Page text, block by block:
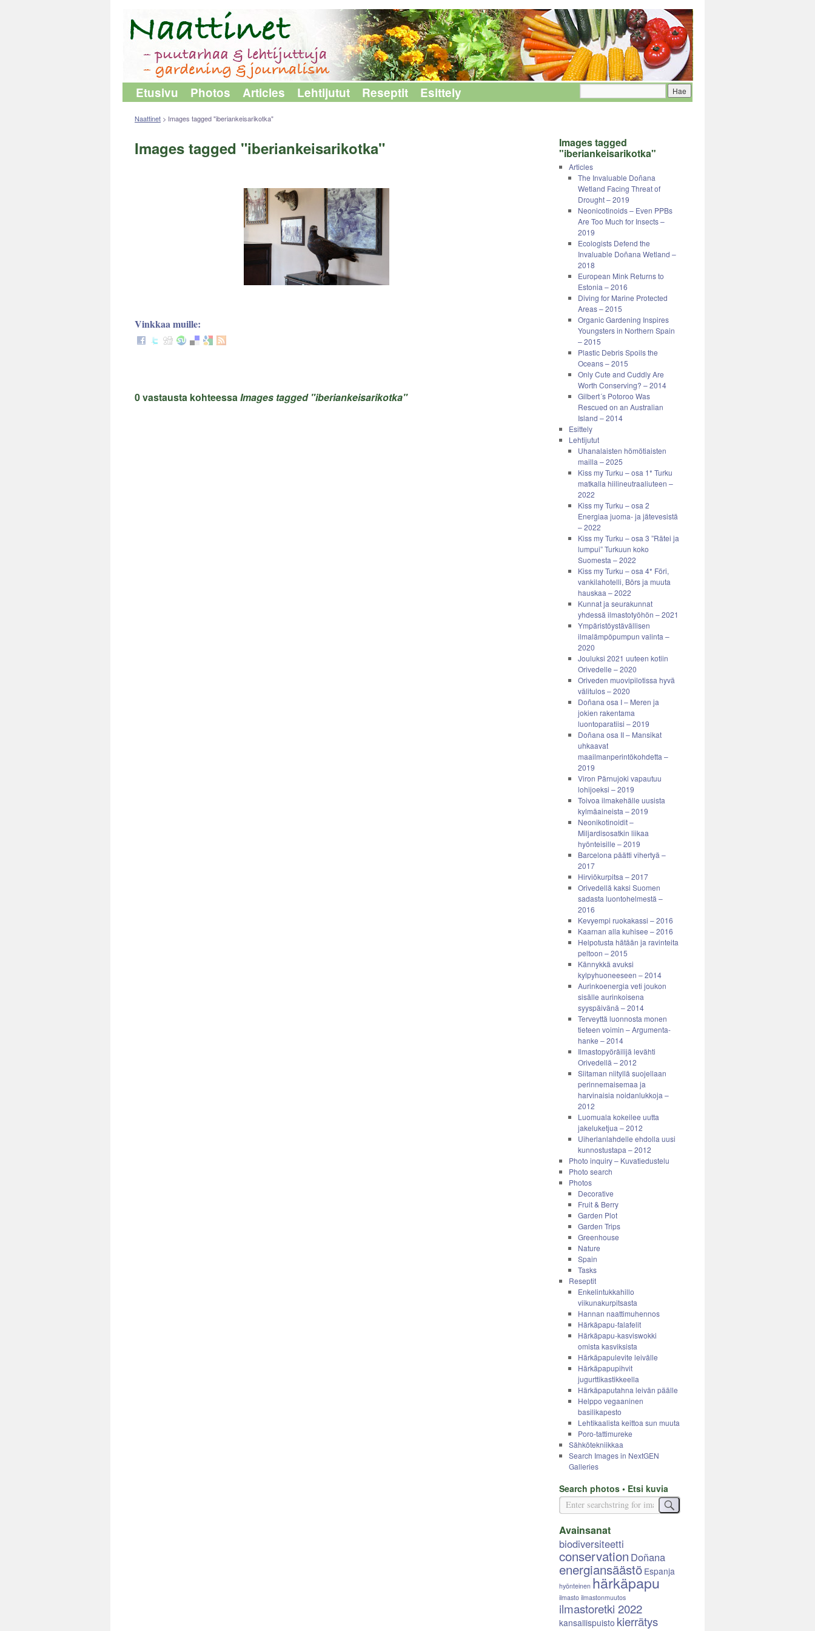
Etusivu Photos Articles Lehtijutut Reseptit Esittely
Naattinet > Images tagged "iberiankeisarikotka"
Images tagged "iberiankeisarikotka"
Vinkkaa muille:
0 vastausta kohteessaImages tagged "iberiankeisarikotka"
Images tagged
"iberiankeisarikotka"
Articles
The Invaluable Doñana
Wetland Facing Threat of
Drought – 2019
Neonicotinoids – Even PPBs
Are Too Much for Insects –
2019
Ecologists Defend the
Invaluable Doñana Wetland –
2018
European Mink Returns to
Estonia – 2016
Diving for Marine Protected
Areas – 2015
Organic Gardening Inspires
Youngsters in Northern Spain
– 2015
Plastic Debris Spoils the
Oceans – 2015
Only Cute and Cuddly Are
Worth Conserving? – 2014
Gilbert´s Potoroo Was
Rescued on an Australian
Island – 2014
Esittely
Lehtijutut
Uhanalaisten hömötiaisten
mailla – 2025
Kiss my Turku – osa 1* Turku
matkalla hiilineutraaliuteen –
2022
Kiss my Turku – osa 2
Energiaa juoma- ja jätevesistä
– 2022
Kiss my Turku – osa 3 ”Rätei ja
lumpui” Turkuun koko
Suomesta – 2022
Kiss my Turku – osa 4* Föri,
vankilahotelli, Börs ja muuta
hauskaa – 2022
Kunnat ja seurakunnat
yhdessä ilmastotyöhön – 2021
Ympäristöystävällisen
ilmalämpöpumpun valinta –
2020
Jouluksi 2021 uuteen kotiin
Orivedelle – 2020
Oriveden muovipilotissa hyvä
välitulos – 2020
Doñana osa I – Meren ja
jokien rakentama
luontoparatiisi – 2019
Doñana osa II – Mansikat
uhkaavat
maailmanperintökohdetta –
2019
Viron Pärnujoki vapautuu
lohijoeksi – 2019
Toivoa ilmakehälle uusista
kylmäaineista – 2019
Neonikotinoidit –
Miljardisosatkin liikaa
hyönteisille – 2019
Barcelona päätti vihertyä –
2017
Hirviökurpitsa – 2017
Orivedellä kaksi Suomen
sadasta luontohelmestä –
2016
Kevyempi ruokakassi – 2016
Kaarnan alla kuhisee – 2016
Helpotusta hätään ja ravinteita
peltoon – 2015
Kännykkä avuksi
kylpyhuoneeseen – 2014
Aurinkoenergia veti joukon
sisälle aurinkoisena
syyspäivänä – 2014
Terveyttä luonnosta monen
tieteen voimin – Argumenta-
hanke – 2014
Ilmastopyöräilijä levähti
Orivedellä – 2012
Siitaman niityllä suojellaan
perinnemaisemaa ja
harvinaisia noidanlukkoja –
2012
Luomuala kokeilee uutta
jakeluketjua – 2012
Uiherlanlahdelle ehdolla uusi
kunnostustapa – 2012
Photo inquiry – Kuvatiedustelu
Photo search
Photos
Decorative
Fruit & Berry
Garden Plot
Garden Trips
Greenhouse
Nature
Spain
Tasks
Reseptit
Enkelintukkahillo
viikunakurpitsasta
Hannan naattimuhennos
Härkäpapu-falafelit
Härkäpapu-kasviswokki
omista kasviksista
Härkäpapulevite leivälle
Härkäpapupihvit
jugurttikastikkeella
Härkäpaputahna leivän päälle
Helppo vegaaninen
basilikapesto
Lehtikaalista keittoa sun muuta
Poro-tattimureke
Sähkötekniikkaa
Search Images in NextGEN
Galleries
Search photos • Etsi kuvia
Avainsanat
biodiversiteetti
conservation Doñana
energiansäästö Espanja
hyönteinen härkäpapu
ilmasto ilmastonmuutos
ilmastoretki 2022
kansallispuisto kierrätys